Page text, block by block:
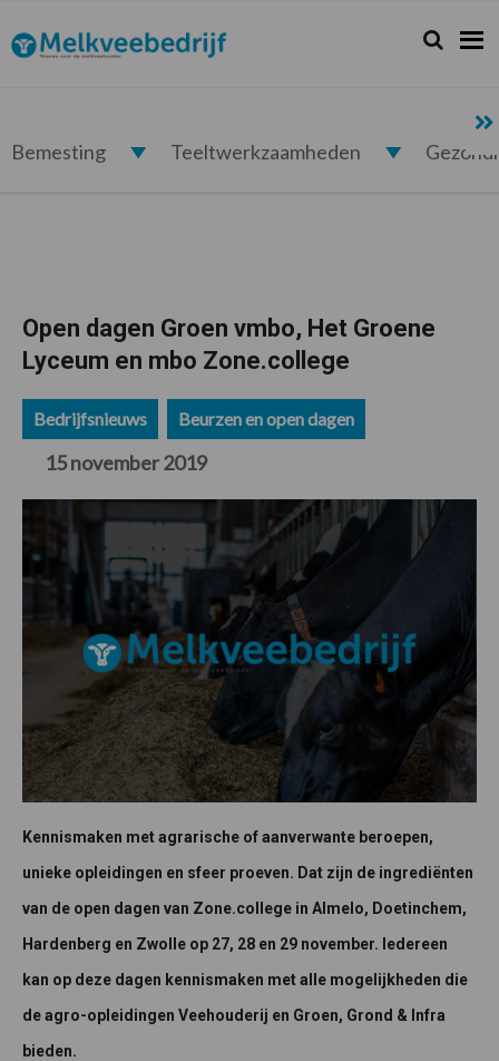
de
hoofdnavigatie
de
hoofd
de
eerste
de
voettekst
Melkveebedrijf.nl Zoeken...
Zoek
Bemesting Teeltwerkzaamheden
Open dagen Groen vmbo, Het Groene
Lyceum en mbo Zone.college
Bedrijfsnieuws Beurzen en open dagen
15 november 2019
Kennismaken met agrarische of aanverwante beroepen,
unieke opleidingen en sfeer proeven. Dat zijn de ingrediënten
van de open dagen van Zone.college in Almelo, Doetinchem,
Hardenberg en Zwolle op 27, 28 en 29 november. Iedereen
kan op deze dagen kennismaken met alle mogelijkheden die
de agro-opleidingen Veehouderij en Groen, Grond & Infra
bieden.